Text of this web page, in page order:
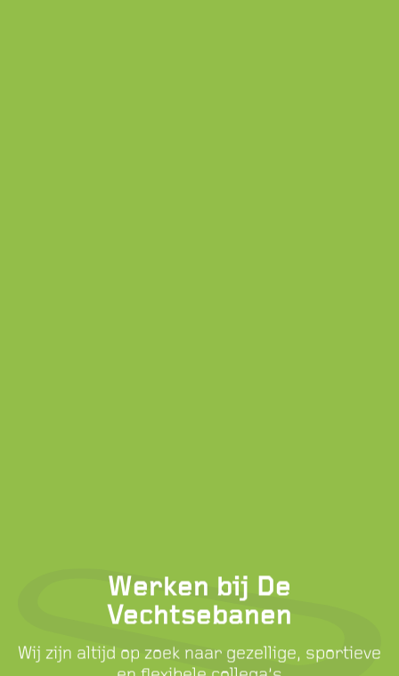
Werken bij De
Vechtsebanen
Wij zijn altijd op zoek naar gezellige, sportieve